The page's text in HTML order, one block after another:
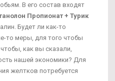
В его состав входят
Пропионат + Турик
Будет ли как-то
то меры, для того чтобы
как вы сказали,
нашей экономики? Для
желтков потребуется